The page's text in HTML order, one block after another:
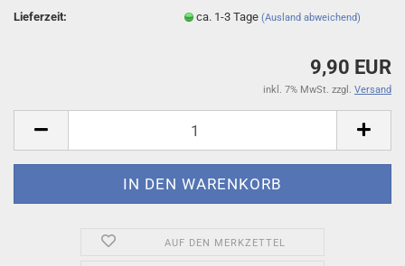
Lieferzeit:
ca. 1-3 Tage(Ausland abweichend)
9,90 EUR
inkl. 7% MwSt. zzgl. Versand
AUF DEN MERKZETTEL